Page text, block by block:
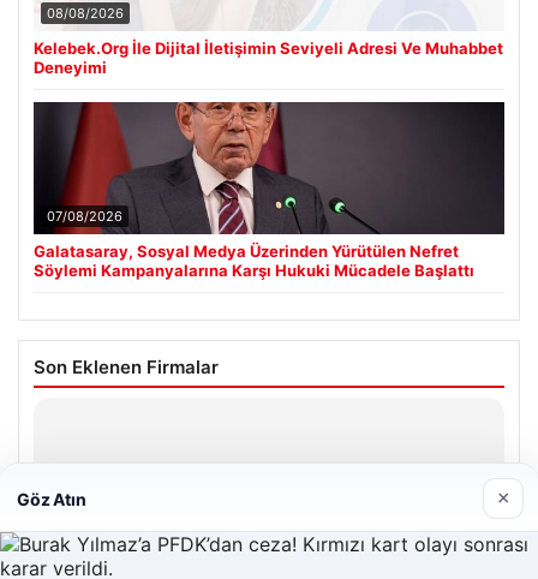
08/08/2026
Kelebek.Org İle Dijital İletişimin Seviyeli Adresi Ve Muhabbet
Deneyimi
07/08/2026
Galatasaray, Sosyal Medya Üzerinden Yürütülen Nefret
Söylemi Kampanyalarına Karşı Hukuki Mücadele Başlattı
Son Eklenen Firmalar
Göz Atın ×